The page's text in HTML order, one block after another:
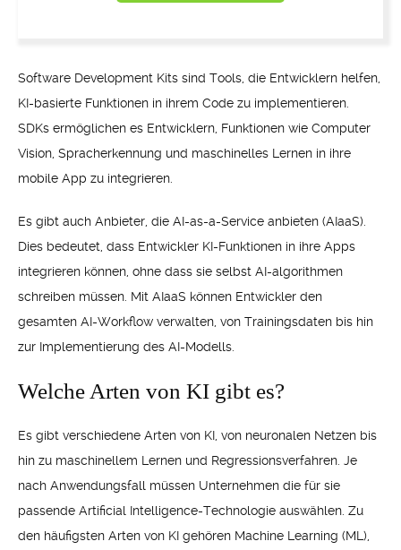
Software Development Kits sind Tools, die Entwicklern helfen,
KI-basierte Funktionen in ihrem Code zu implementieren.
SDKs ermöglichen es Entwicklern, Funktionen wie Computer
Vision, Spracherkennung und maschinelles Lernen in ihre
mobile App zu integrieren.
Es gibt auch Anbieter, die AI-as-a-Service anbieten (AIaaS).
Dies bedeutet, dass Entwickler KI-Funktionen in ihre Apps
integrieren können, ohne dass sie selbst AI-algorithmen
schreiben müssen. Mit AIaaS können Entwickler den
gesamten AI-Workflow verwalten, von Trainingsdaten bis hin
zur Implementierung des AI-Modells.
Welche Arten von KI gibt es?
Es gibt verschiedene Arten von KI, von neuronalen Netzen bis
hin zu maschinellem Lernen und Regressionsverfahren. Je
nach Anwendungsfall müssen Unternehmen die für sie
passende Artificial Intelligence-Technologie auswählen. Zu
den häufigsten Arten von KI gehören Machine Learning (ML),